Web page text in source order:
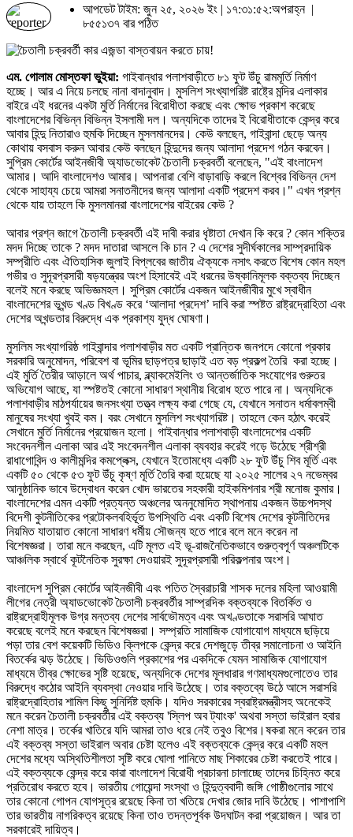
আপডেট টাইম: জুন ২৫, ২০২৬ ইং | ১৭:৩১:৫২:অপরাহ্ন |
৮৫৫১৩৭ বার পঠিত
এম. গোলাম মোস্তফা ভুইয়া: গাইবান্ধার পলাশবাড়ীতে ৮১ ফুট উঁচু রামমূর্তি নির্মাণ
হচ্ছে। আর এ নিয়ে চলছে নানা বাদানুবাদ। মুসলিশ সংখ্যাগরিষ্ট রাষ্ট্রে মন্দির এলাকার
বাইরে এই ধরনের একটা মুর্তি নির্মানের বিরোধীতা করছে এবং ক্ষোভ প্রকাশ করেছে
বাংলাদেশের বিভিন্ন বিভিন্ন ইসলামী দল। অন্যদিকে তাদের ই বিরোধীতাকে কেন্দ্র করে
আবার হিন্দু নিতারাও হুমকি দিচ্ছেন মুসলমানদের। কেউ বলছেন, গাইবান্দা ছেড়ে অন্য
কোথায় বসবাস করুন আবার কেউ বলছেন হিন্দুদের জন্য আলাদা প্রদেশ গঠন করবেন।
সুপ্রিম কোর্টের আইনজীবী অ্যাডভোকেট চৈতালী চক্রবর্তী বলেছেন, "এই বাংলাদেশ
আমার। আদি বাংলাদেশও আমার। আপনারা বেশি বাড়াবাড়ি করলে বিশ্বের বিভিন্ন দেশ
থেকে সাহায্য চেয়ে আমরা সনাতনীদের জন্য আলাদা একটি প্রদেশ করব।" এখন প্রশ্ন
থেকে যায় তাহলে কি মুসলমানরা বাংলাদেশের বাইরের কেউ ?
আবার প্রশ্ন জাগে চৈতালী চক্রবর্তী এই দাবী করার ধৃষ্টাতা দেখান কি করে ? কোন শক্তির
মদদ দিচ্ছে তাকে ? মদদ দাতারা আসলে কি চান ? এ দেশের সুদীর্ঘকালের সাম্প্রদায়িক
সম্প্রীতি এবং ঐতিহাসিক জুলাই বিপ্লবের জাতীয় ঐক্যকে নসাৎ করতে বিশেষ কোন মহল
গভীর ও সুদূরপ্রসারী ষড়যন্ত্রের অংশ হিসাবেই এই ধরনের উষ্কানিমূলক বক্তব্য দিচ্ছেন
বলেই মনে করছে অভিজ্ঞমহল। সুপ্রিম কোর্টের একজন আইনজীবীর মুখে স্বাধীন
বাংলাদেশের ভূখন্ড খণ্ড বিখণ্ড করে ‘আলাদা প্রদেশ’ দাবি করা স্পষ্টত রাষ্ট্রদ্রোহিতা এবং
দেশের অখন্ডতার বিরুদ্ধে এক প্রকাশ্য যুদ্ধ ঘোষণা।
মুসলিম সংখ্যাগরিষ্ঠ গাইবান্দার পলাশবাড়ীর মত একটি প্রান্তিক জনপদে কোনো প্রকার
সরকারি অনুমোদন, পরিবেশ বা ভূমির ছাড়পত্র ছাড়াই এত বড় প্রকল্প তৈরি করা হচ্ছে।
এই মুর্তি তৈরীর আড়ালে অর্থ পাচার, ব্ল্যাকমেইলিং ও আন্তর্জাতিক সংযোগের গুরুতর
অভিযোগ আছে, যা স্পষ্টতই কোনো সাধারণ স্থানীয় বিরোধ হতে পারে না। অন্যদিকে
পলাশবাড়ীর মাঠপর্যায়ের জনসংখ্যা তত্ত্ব লক্ষ্য করা গেছে যে, যেখানে সনাতন ধর্মাবলম্বী
মানুষের সংখ্যা খুবই কম। বরং সেখানে মুসলিশ সংখ্যাগরিষ্ট। তাহলে কেন হঠাৎ করেই
সেখানে মুর্তি নির্মানের প্রয়োজন হলো। গাইবান্ধার পলাশবাড়ী বাংলাদেশের একটি
সংবেদনশীল এলাকা আর এই সংবেদনশীল এলাকা ব্যবহার করেই গড়ে উঠেছে শ্রীশ্রী
রাধাগোবিন্দ ও কালীমন্দির কমপ্লেক্স, যেখানে ইতোমধ্যে একটি ২৮ ফুট উঁচু শিব মূর্তি এবং
একটি ৫০ থেকে ৫৩ ফুট উঁচু কৃষ্ণ মূর্তি তৈরি করা হয়েছে যা ২০২৫ সালের ২৭ নভেম্বর
আনুষ্ঠানিক ভাবে উদ্বোধন করেন খোদ ভারতের সহকারী হাইকমিশনার শ্রী মনোজ কুমার।
বাংলাদেশের এমন একটি প্রত্যন্ত অঞ্চলের অননুমোদিত স্থাপনায় একজন উচ্চপদস্থ
বিদেশী কুটনীতিকের প্রটোকলবহির্ভূত উপস্থিতি এবং একটি বিশেষ দেশের কূটনীতিদের
নিয়মিত যাতায়াত কোনো সাধারণ ধর্মীয় সৌজন্য হতে পারে বলে মনে করেন না
বিশেষজ্ঞরা। তারা মনে করছেন, এটি মূলত এই ভূ-রাজনৈতিকভাবে গুরুত্বপূর্ণ অঞ্চলটিকে
আঞ্চলিক স্বার্থে কূটনৈতিক সুরক্ষা দেওয়ারই সুদূরপ্রসারী পরিকল্পনার অংশ।
বাংলাদেশ সুপ্রিম কোর্টের আইনজীবী এবং পতিত স্বৈরাচারী শাসক দলের মহিলা আওয়ামী
লীগের নেত্রী অ্যাডভোকেট চৈতালী চক্রবর্তীর সাম্প্রদিক বক্তব্যকে বিতর্কিত ও
রাষ্ট্রদ্রোহীমূলক উগ্র মন্তব্য দেশের সার্বভৌমত্ব এবং অখণ্ডতাকে সরাসরি আঘাত
করেছে বলেই মনে করছেন বিশেষজ্ঞরা। সম্প্রতি সামাজিক যোগাযোগ মাধ্যমে ছড়িয়ে
পড়া তার বেশ কয়েকটি ভিডিও ক্লিপকে কেন্দ্র করে দেশজুড়ে তীব্র সমালোচনা ও আইনি
বিতর্কের ঝড় উঠেছে। ভিডিওগুলি প্রকাশের পর একদিকে যেমন সামাজিক যোগাযোগ
মাধ্যমে তীব্র ক্ষোভের সৃষ্টি হয়েছে, অন্যদিকে দেশের মূলধারার গণমাধ্যমগুলোতেও তার
বিরুদ্ধে কঠোর আইনি ব্যবস্থা নেওয়ার দাবি উঠেছে। তার বক্তব্যে উঠে আসে সরাসরি
রাষ্ট্রদ্রোহিতার শামিল কিছু সুনির্দিষ্ট হুমকি। যদিও সরকারের স্বরাষ্ট্রমন্ত্রীসহ অনেকেই
মনে করেন চৈতালী চক্রবর্তীর এই বক্তব্য ‌'স্লিপ অব ট্যাংক' অথবা সস্তা ভাইরাল হবার
নেশা মাত্র। তর্কের খাতিরে যদি আমরা তাও ধরে নেই তবুও বিশের।ষকরা মনে করেন তার
এই বক্তব্য সস্তা ভাইরাল অবার চেষ্টা হলেও এই বক্তব্যকে কেন্দ্র করে একটি মহল
দেশের মধ্যে অস্থিতিশীলতা সৃষ্টি করে ঘোলা পানিতে মাছ শিকারের চেষ্টা করতেই পারে।
এই বক্তব্যকে কেন্দ্র করে কারা বাংলাদেশ বিরোধী প্রচারনা চালাচ্ছে তাদের চিহ্নিত করে
প্রতিরোধ করতে হবে। ভারতীয় গোয়েন্দা সংস্থা ও হিন্দুত্ববাদী জঙ্গি গোষ্ঠীগুলোর সাথে
তার কোনো গোপন যোগসূত্র রয়েছে কিনা তা খতিয়ে দেখার জোর দাবি উঠেছে। পাশাপাশি
তার ভারতীয় নাগরিকত্ব রয়েছে কিনা তাও তদন্তপূর্বক উদঘাটন করা প্রয়োজন। আর তা
সরকারেই দায়িত্ব।